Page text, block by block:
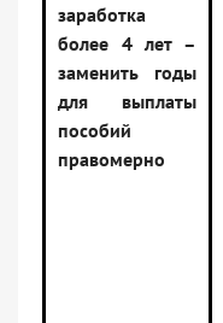
заработка
более 4 лет –
заменить годы
для выплаты
пособий
правомерно